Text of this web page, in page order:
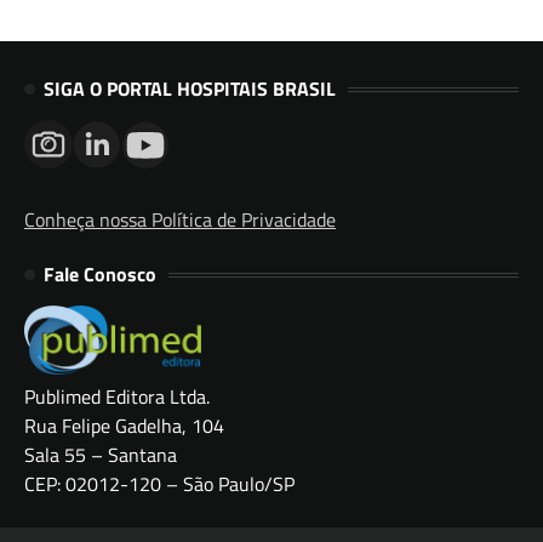
SIGA O PORTAL HOSPITAIS BRASIL
Conheça nossa Política de Privacidade
Fale Conosco
Publimed Editora Ltda.
Rua Felipe Gadelha, 104
Sala 55 – Santana
CEP: 02012-120 – São Paulo/SP